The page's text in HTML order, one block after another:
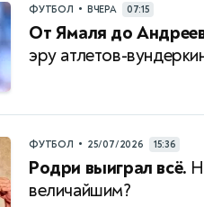
ФУТБОЛ • ВЧЕРА 07:15
От Ямаля до
эру атлетов-
ФУТБОЛ • 25/07/2026 15:36
Родри выиграл всё.
величайшим?